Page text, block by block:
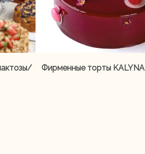
Фирменные торты KALYNA